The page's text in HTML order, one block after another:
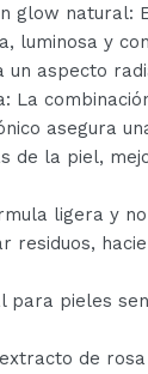
glow natural:
luminosa y
un aspecto
La
asegura
de la piel,
ligera y
residuos,
para pieles
de